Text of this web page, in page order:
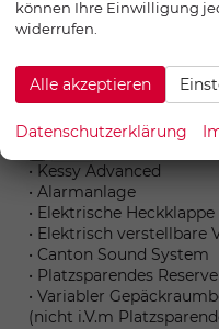
PSC
Simply Clever
• 2 zusätzliche
• Doppelseitige
• Kessy Advanced
• Alarmanlage
• Elektrische
• Elektrisch verstellbare
• Canton Sound System
• Platzsparendes
• Variabler
(nicht i.V.m
können Ihre Einwilligung
widerrufen.
Alle akzeptieren
Datenschutzerklärung